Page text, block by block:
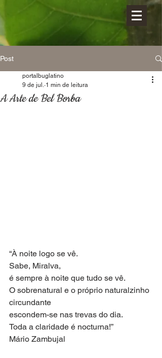
Post
A Arte de Bel Borba
portalbuglatino
9 de jul. 1 min de leitura
“À noite logo se vê.
Sabe, Miralva,
é sempre à noite que tudo se vê.
O sobrenatural e o próprio naturalzinho
circundante
escondem-se nas trevas do dia.
Toda a claridade é nocturna!”
Mário Zambujal